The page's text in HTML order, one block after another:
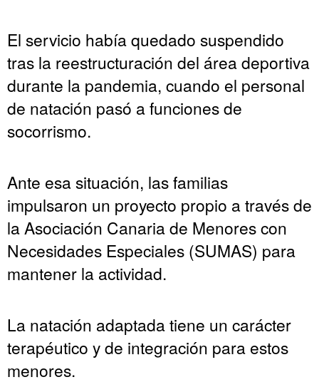
El servicio había quedado suspendido
tras la reestructuración del área deportiva
durante la pandemia, cuando el personal
de natación pasó a funciones de
socorrismo.
Ante esa situación, las familias
impulsaron un proyecto propio a través de
la Asociación Canaria de Menores con
Necesidades Especiales (SUMAS) para
mantener la actividad.
La natación adaptada tiene un carácter
terapéutico y de integración para estos
menores.